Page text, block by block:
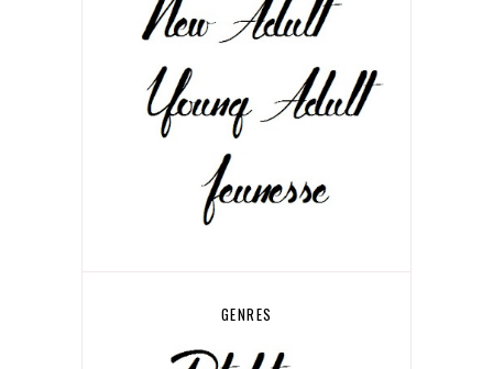
GENRES